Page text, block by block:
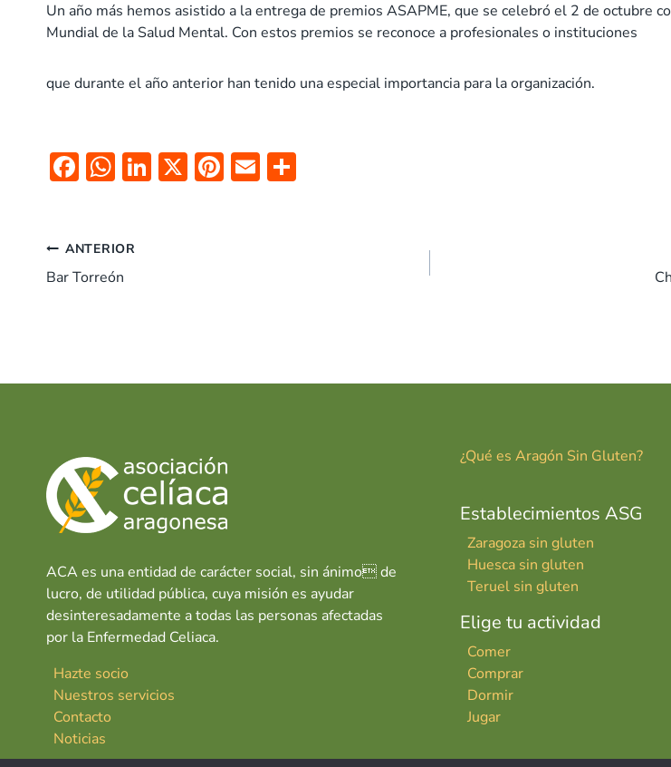
Un año más hemos asistido a la entrega de premios ASAPME, que se celebró el 2 de octubre
Mundial de la Salud Mental. Con estos premios se reconoce a profesionales o instituciones
que durante el año anterior han tenido una especial importancia para la organización.
F
b
o
W
s
A
Li X Pi E
Navegación
de
ANTERIOR
Bar Torreón
ACA es una entidad de carácter social, sin ánimo de
lucro, de utilidad pública, cuya misión es ayudar
desinteresadamente a todas las personas afectadas
por la Enfermedad Celiaca.
Hazte socio
Nuestros servicios
Contacto
Noticias
¿Qué es Aragón Sin Gluten?
Establecimientos ASG
Zaragoza sin gluten
Huesca sin gluten
Teruel sin gluten
Elige tu actividad
Comer
Comprar
Dormir
Jugar